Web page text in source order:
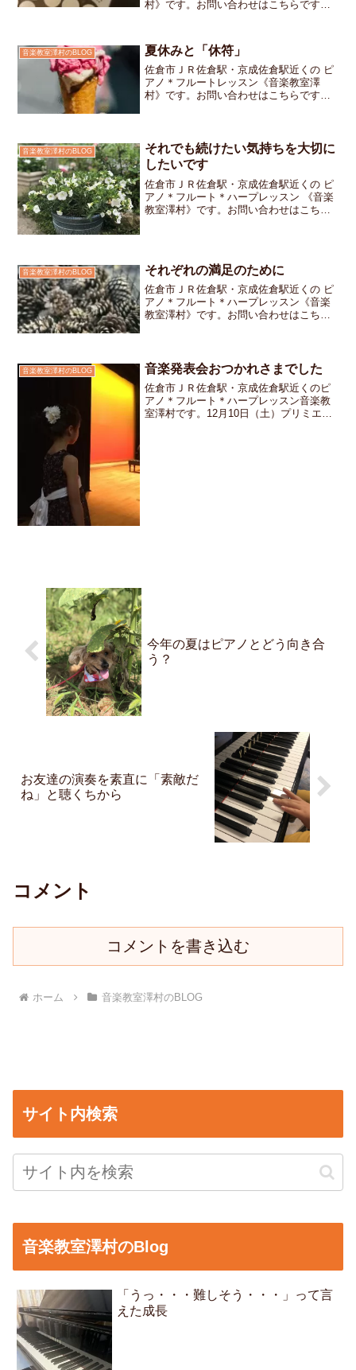
村》です。お問い合わせはこちらですご
人で一緒にお教室に来てお互いレッスン
をしている時は「邪魔...
音楽教室澤村のBLOG 夏休みと「休符」
佐倉市ＪＲ佐倉駅・京成佐倉駅近くの ピ
アノ＊フルートレッスン《音楽教室澤
村》です。お問い合わせはこちらです夏
音を楽しんでいるように見...
音楽教室澤村のBLOG
それでも続けたい気持ちを大切に
したいです
佐倉市ＪＲ佐倉駅・京成佐倉駅近くの ピ
アノ＊フルート＊ハープレッスン 《音楽
教室澤村》です。お問い合わせはこちら
音楽教室澤村のBLOG それぞれの満足のために
佐倉市ＪＲ佐倉駅・京成佐倉駅近くの ピ
アノ＊フルート＊ハープレッスン《音楽
教室澤村》です。お問い合わせはこちら
もいます先日の発表会で...
音楽教室澤村のBLOG 音楽発表会おつかれさまでした
佐倉市ＪＲ佐倉駅・京成佐倉駅近くのピ
アノ＊フルート＊ハープレッスン音楽教
室澤村です。12月10日（土）プリミエー
今年の夏はピアノとどう向き合
う？
お友達の演奏を素直に「素敵だ
ね」と聴くちから
コメント
コメントを書き込む
ホーム 音楽教室澤村のBLOG
サイト内検索
音楽教室澤村のBlog
「うっ・・・難しそう・・・」って言
えた成長